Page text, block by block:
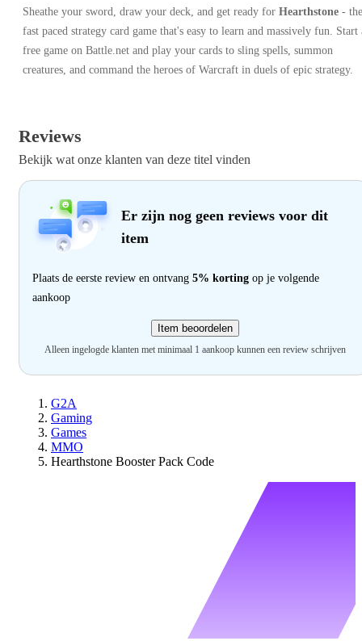
Sheathe your sword, draw your deck, and get ready for Hearthstone - the
fast paced strategy card game that's easy to learn and massively fun. Start
free game on Battle.net and play your cards to sling spells, summon
creatures, and command the heroes of Warcraft in duels of epic strategy.
Reviews
Bekijk wat onze klanten van deze titel vinden
Er zijn nog geen reviews voor dit
item
Plaats de eerste review en ontvang 5% korting op je volgende
aankoop
Item beoordelen
Alleen ingelogde klanten met minimaal 1 aankoop kunnen een review schrijven
G2A
Gaming
Games
MMO
Hearthstone Booster Pack Code